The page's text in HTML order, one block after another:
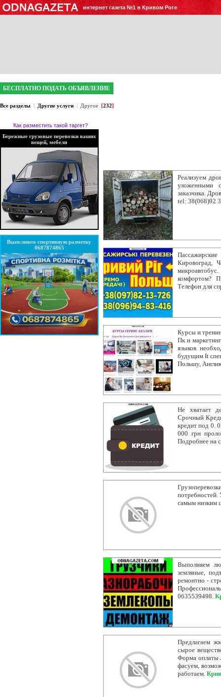
интернет газета №1 в Кривом Роге
БЕСПЛАТНО ПОДАТЬ ОБЪЯВЛЕНИЕ
Все разделы | Другие услуги | Другое [232]
Как разместить такой таргет?
Бережные грузовые перевозки ваших
вещей, мебели
Выполняем спортивную разметку
0687874865
Реализуем
уложенными
заказчика.
tel: 38(068)92
Кировоград,
комфортом?
Телефон для
Курсы и
Пк и
языков
будущим It
Польшу,
Не хватает
Cрочный
кредит под 0.
000 грн
Подробнее на
потребностей.
самым низким
Выполняем
земляные,
ремонтно -
0635539498.
Предлагаем
сырое
Форма оплаты
фасуем,
работаем.